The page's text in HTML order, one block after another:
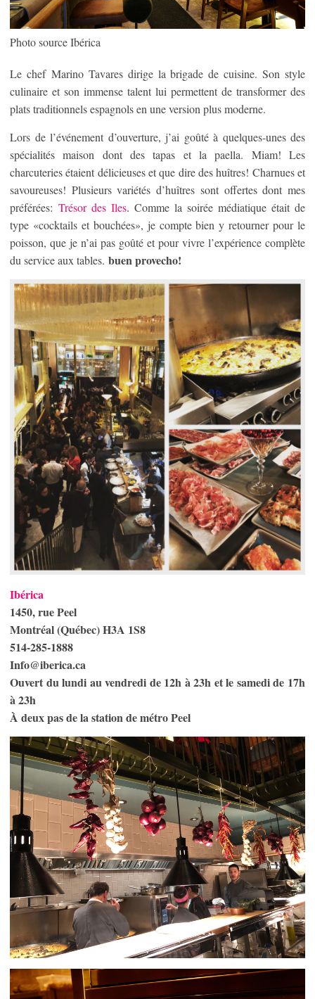
Photo source Ibérica
Le chef Marino Tavares dirige la brigade de cuisine. Son style
culinaire et son immense talent lui permettent de transformer des
plats traditionnels espagnols en une version plus moderne.
Lors de l’événement d’ouverture, j’ai goûté à quelques-unes des
spécialités maison dont des tapas et la paella. Miam! Les
charcuteries étaient délicieuses et que dire des huîtres! Charnues et
savoureuses! Plusieurs variétés d’huîtres sont offertes dont mes
préférées: Trésor des Iles. Comme la soirée médiatique était de
type «cocktails et bouchées», je compte bien y retourner pour le
poisson, que je n’ai pas goûté et pour vivre l’expérience complète
du service aux tables. buen provecho!
Ibérica
1450, rue Peel
Montréal (Québec) H3A 1S8
514-285-1888
Info@iberica.ca
Ouvert du lundi au vendredi de 12h à 23h et le samedi de 17h
à 23h
À deux pas de la station de métro Peel